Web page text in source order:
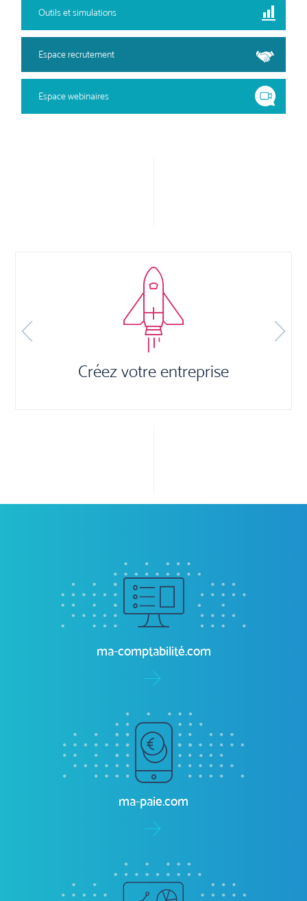
Outils et simulations
Espace recrutement
Espace webinaires
Créez votre entreprise
ma-comptabilité.com